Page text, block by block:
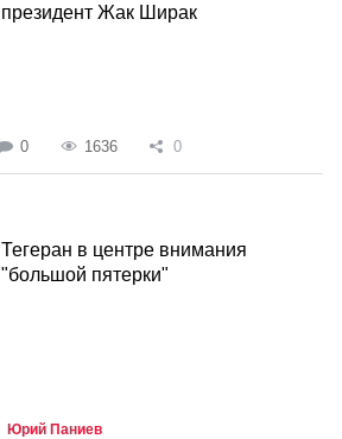
президент Жак Ширак
0 1636 0
Тегеран в центре внимания
"большой пятерки"
Юрий Паниев